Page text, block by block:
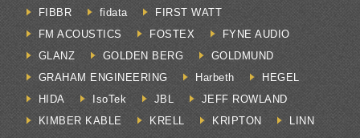
FIBBR
fidata
FIRST WATT
FM ACOUSTICS
FOSTEX
FYNE AUDIO
GLANZ
GOLDEN BERG
GOLDMUND
GRAHAM ENGINEERING
Harbeth
HEGEL
HIDA
IsoTek JBL
JEFF ROWLAND
KIMBER KABLE
KRELL KRIPTON
LINN